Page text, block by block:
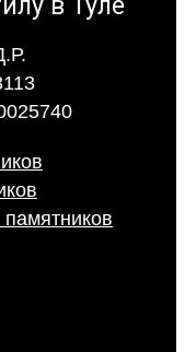
памятников